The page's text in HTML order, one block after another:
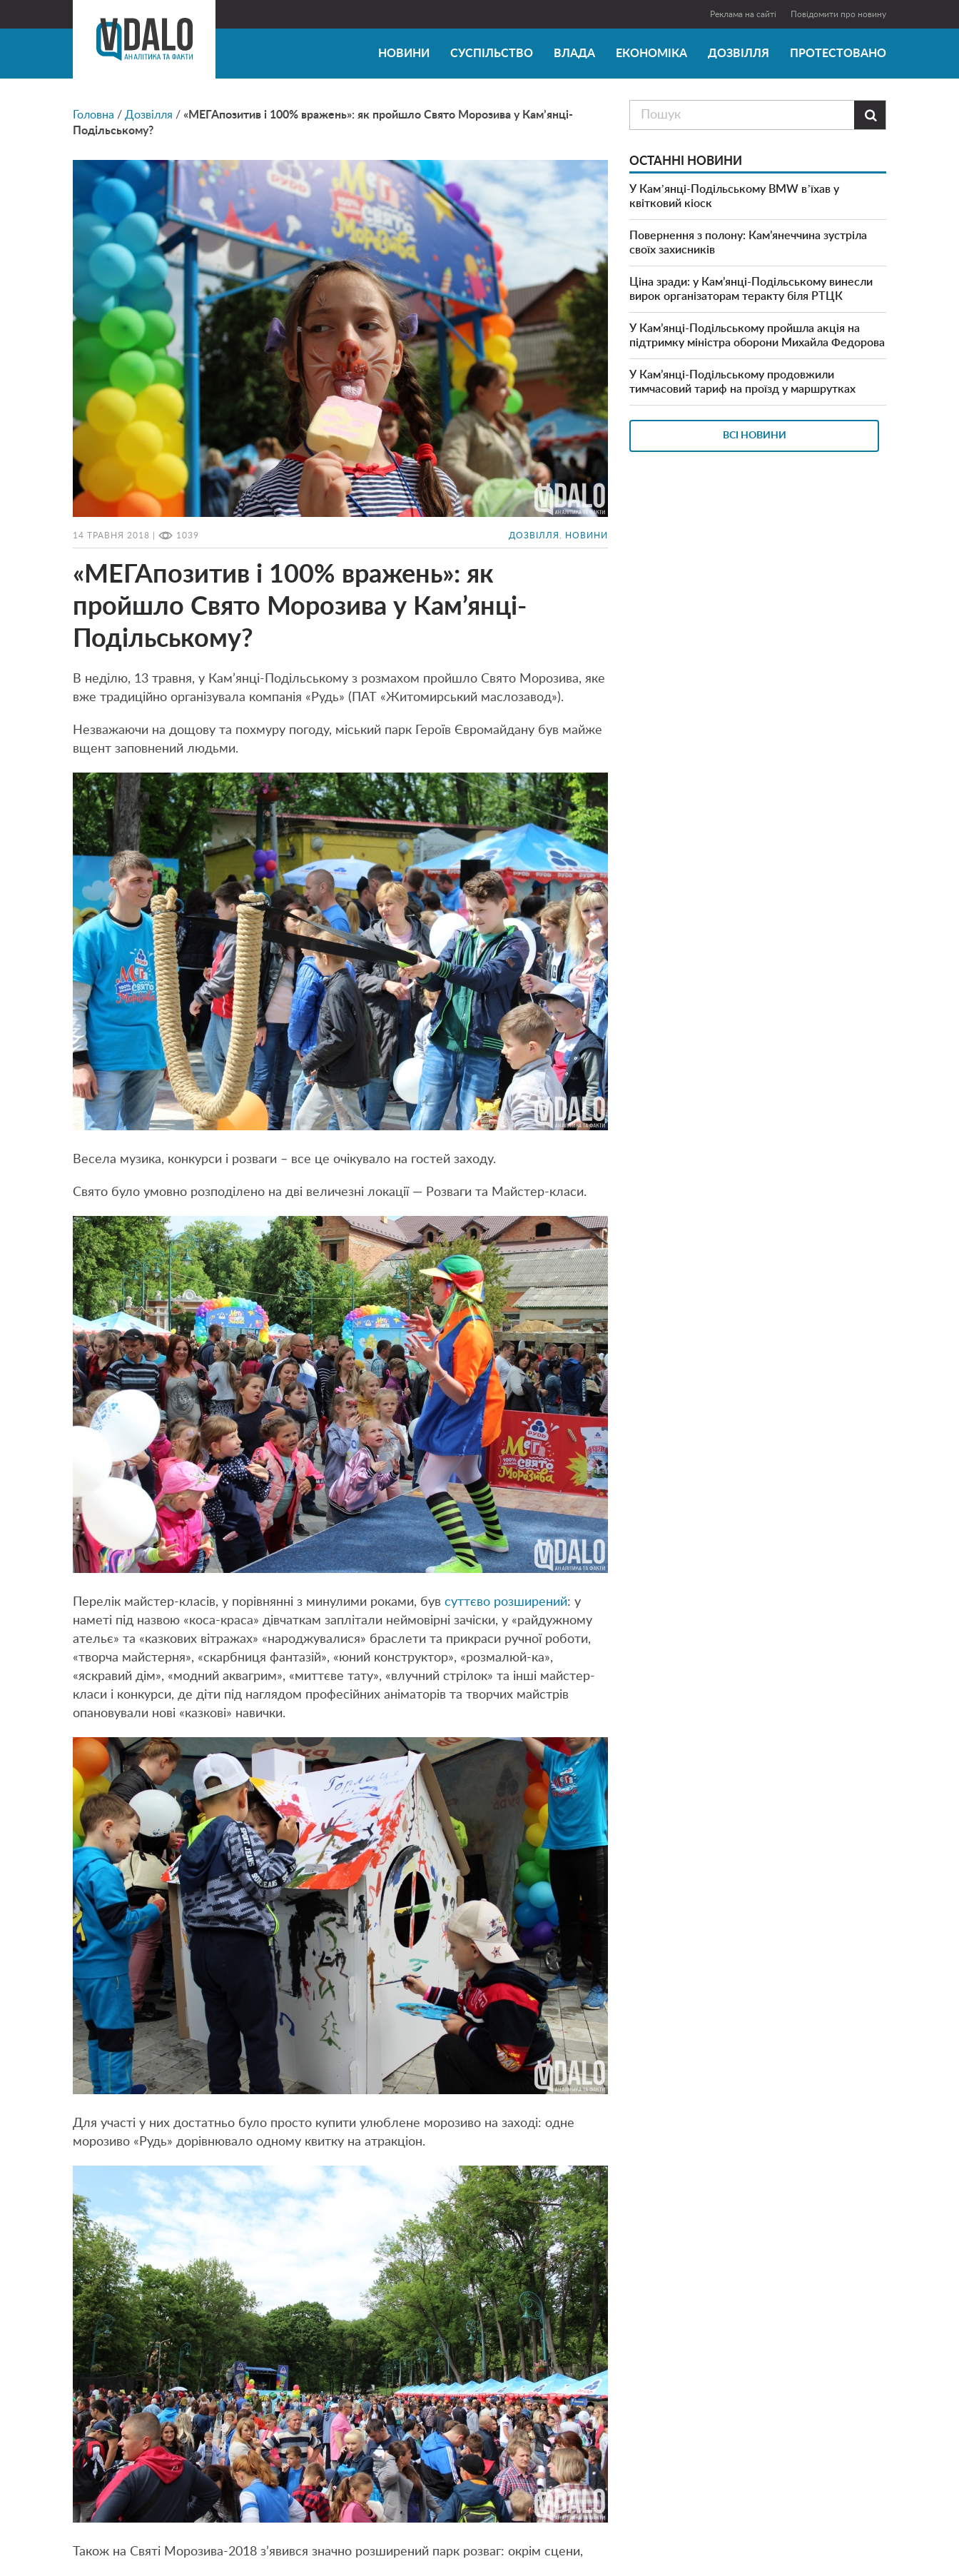
Реклама на сайті Повідомити про новину
НОВИНИ СУСПІЛЬСТВО ВЛАДА ЕКОНОМІКА ДОЗВІЛЛЯ ПРОТЕСТОВАНО
Головна / Дозвілля / «МЕГАпозитив і 100% вражень»: як пройшло Свято Морозива у Кам’янці-
Подільському?
14 ТРАВНЯ 2018 | 1039 ДОЗВІЛЛЯ , НОВИНИ
«МЕГАпозитив і 100% вражень»: як
пройшло Свято Морозива у Кам’янці-
Подільському?
В неділю, 13 травня, у Кам’янці-Подільському з розмахом пройшло Свято Морозива, яке
вже традиційно організувала компанія «Рудь» (ПАТ «Житомирський маслозавод»).
Незважаючи на дощову та похмуру погоду, міський парк Героїв Євромайдану був майже
вщент заповнений людьми.
Весела музика, конкурси і розваги – все це очікувало на гостей заходу.
Свято було умовно розподілено на дві величезні локації — Розваги та Майстер-класи.
Перелік майстер-класів, у порівнянні з минулими роками, був суттєво розширений: у
наметі під назвою «коса-краса» дівчаткам заплітали неймовірні зачіски, у «райдужному
ательє» та «казкових вітражах» «народжувалися» браслети та прикраси ручної роботи,
«творча майстерня», «скарбниця фантазій», «юний конструктор», «розмалюй-ка»,
«яскравий дім», «модний аквагрим», «миттєве тату», «влучний стрілок» та інші майстер-
класи і конкурси, де діти під наглядом професійних аніматорів та творчих майстрів
опановували нові «казкові» навички.
Для участі у них достатньо було просто купити улюблене морозиво на заході: одне
морозиво «Рудь» дорівнювало одному квитку на атракціон.
Також на Святі Морозива-2018 з’явився значно розширений парк розваг: окрім сцени,

ОСТАННІ НОВИНИ
У Камʼянці-Подільському BMW вʼїхав у
квітковий кіоск
Повернення з полону: Кам’янеччина зустріла
своїх захисників
Ціна зради: у Кам’янці-Подільському винесли
вирок організаторам теракту біля РТЦК
У Кам’янці-Подільському пройшла акція на
підтримку міністра оборони Михайла Федорова
У Кам’янці-Подільському продовжили
тимчасовий тариф на проїзд у маршрутках
ВСІ НОВИНИ